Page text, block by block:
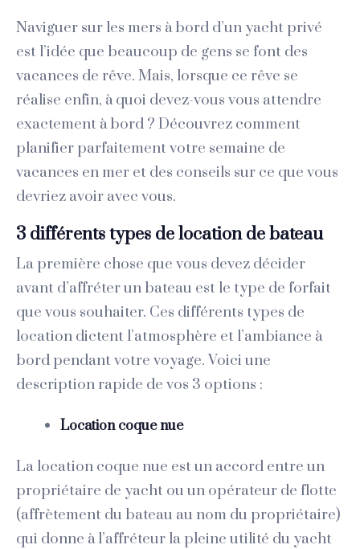
Naviguer sur les mers à bord d’un yacht privé
est l’idée que beaucoup de gens se font des
vacances de rêve. Mais, lorsque ce rêve se
réalise enfin, à quoi devez-vous vous attendre
exactement à bord ? Découvrez comment
planifier parfaitement votre semaine de
vacances en mer et des conseils sur ce que vous
devriez avoir avec vous.
3 différents types de location de bateau
La première chose que vous devez décider
avant d’affréter un bateau est le type de forfait
que vous souhaiter. Ces différents types de
location dictent l’atmosphère et l’ambiance à
bord pendant votre voyage. Voici une
description rapide de vos 3 options :
Location coque nue
La location coque nue est un accord entre un
propriétaire de yacht ou un opérateur de flotte
(affrètement du bateau au nom du propriétaire)
qui donne à l’affréteur la pleine utilité du yacht